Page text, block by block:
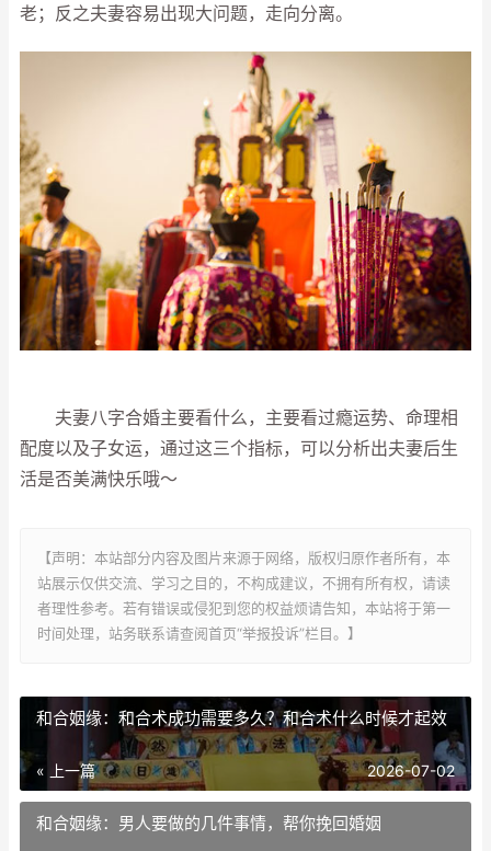
老；反之夫妻容易出现大问题，走向分离。
夫妻八字合婚主要看什么，主要看过瘾运势、命理相
配度以及子女运，通过这三个指标，可以分析出夫妻后生
活是否美满快乐哦～
【声明：本站部分内容及图片来源于网络，版权归原作者所有，本
站展示仅供交流、学习之目的，不构成建议，不拥有所有权，请读
者理性参考。若有错误或侵犯到您的权益烦请告知，本站将于第一
时间处理，站务联系请查阅首页“举报投诉”栏目。】
和合姻缘：和合术成功需要多久？和合术什么时候才起效
« 上一篇 2026-07-02
和合姻缘：男人要做的几件事情，帮你挽回婚姻